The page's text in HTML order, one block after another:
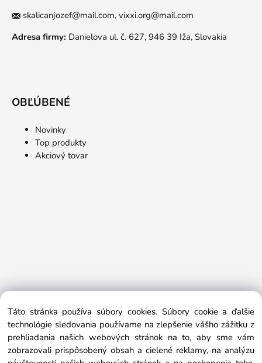
skalicanjozef@mail.com, vixxi.org@mail.com
Adresa firmy: Danielova ul. č. 627, 946 39 Iža, Slovakia
OBĽÚBENÉ
Novinky
Top produkty
Akciový tovar
Táto stránka používa súbory cookies. Súbory cookie a ďalšie
technológie sledovania používame na zlepšenie vášho zážitku z
prehliadania našich webových stránok na to, aby sme vám
zobrazovali prispôsobený obsah a cielené reklamy, na analýzu